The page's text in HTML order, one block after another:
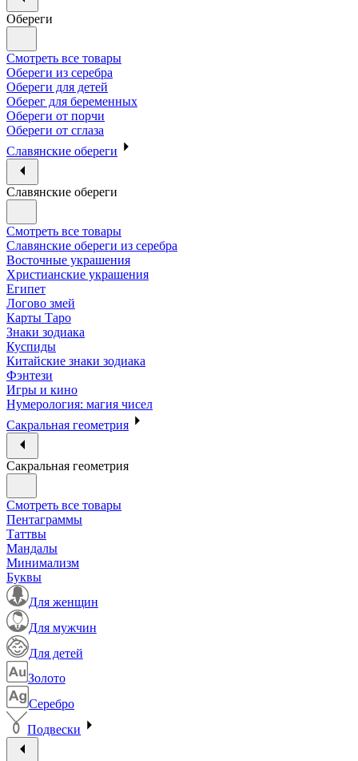
Обереги
Смотреть все товары
Обереги из серебра
Обереги для детей
Оберег для беременных
Обереги от порчи
Обереги от сглаза
Славянские обереги
Славянские обереги
Смотреть все товары
Славянские обереги из серебра
Восточные украшения
Христианские украшения
Египет
Логово змей
Карты Таро
Знаки зодиака
Куспиды
Китайские знаки зодиака
Фэнтези
Игры и кино
Нумерология: магия чисел
Сакральная геометрия
Сакральная геометрия
Смотреть все товары
Пентаграммы
Таттвы
Мандалы
Минимализм
Буквы
Для женщин
Для мужчин
Для детей
Золото
Серебро
Подвески